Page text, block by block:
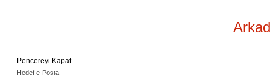
Pencereyi Kapat
Hedef e-Posta